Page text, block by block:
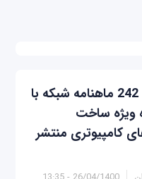
شماره 242 ماهنامه شبکه با
ویژه ساخت
کامپیوتری منتشر